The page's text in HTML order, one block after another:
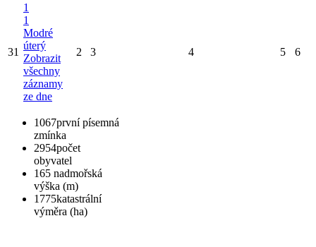
31
1
1
Modré
úterý
Zobrazit
všechny
záznamy
ze dne
2 3 4 5 6
1067první písemná
zmínka
2954počet
obyvatel
165 nadmořská
výška (m)
1775katastrální
výměra (ha)